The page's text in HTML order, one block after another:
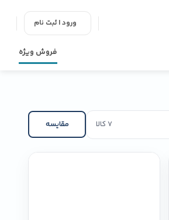
ورود | ثبت نام
فروش ویژه
7 کالا مقایسه